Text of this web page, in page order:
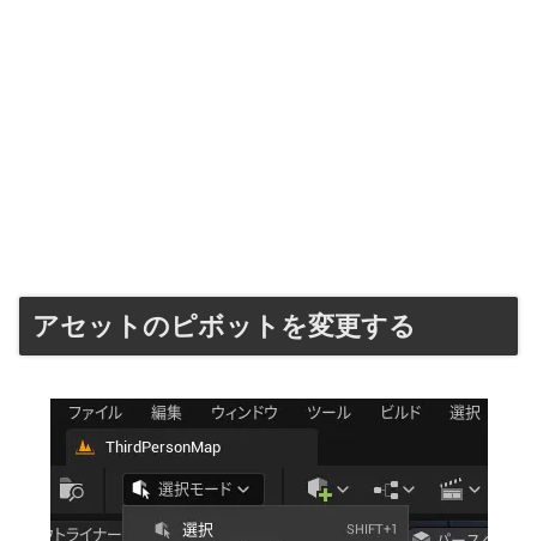
アセットのピボットを変更する